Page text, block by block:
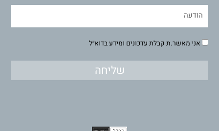
אני מאשר.ת קבלת עדכונים ומידע בדוא״ל
שליחה